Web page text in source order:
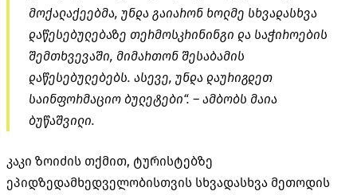
მოქალაქეებმა, უნდა გაიარონ ხოლმე სხვადასხვა
დაწესებულებაზე თერმოსკრინინგი და საჭიროების
შემთხვევაში, მიმართონ შესაბამის
დაწესებულებებს. ასევე, უნდა დაურიგდეთ
საინფორმაციო ბულეტები“. – ამბობს მაია
ბუწაშვილი.
კაკი ზოიძის თქმით, ტურისტებზე
ეპიდზედამხედველობისთვის სხვადასხვა მეთოდის